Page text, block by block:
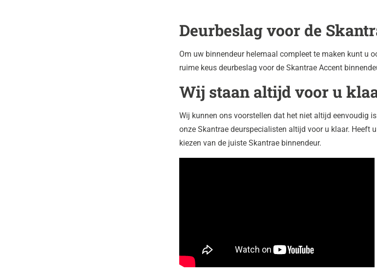
Deurbeslag voor de
Om uw binnendeur helemaal compleet te maken kunt u
ruime keus deurbeslag voor de Skantrae Accent
Wij staan altijd voor u
Wij kunnen ons voorstellen dat het niet altijd eenvoudig
onze Skantrae deurspecialisten altijd voor u klaar. Heeft
kiezen van de juiste Skantrae binnendeur.